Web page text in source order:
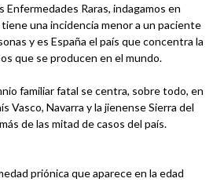
Enfermedades Raras, indagamos en
una incidencia menor a un paciente
y es España el país que concentra la
que se producen en el mundo.
familiar fatal se centra, sobre todo, en
Vasco, Navarra y la jienense Sierra del
de las mitad de casos del país.
priónica que aparece en la edad